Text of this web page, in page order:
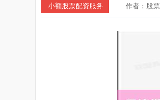
小额股票配资服务 作者：股